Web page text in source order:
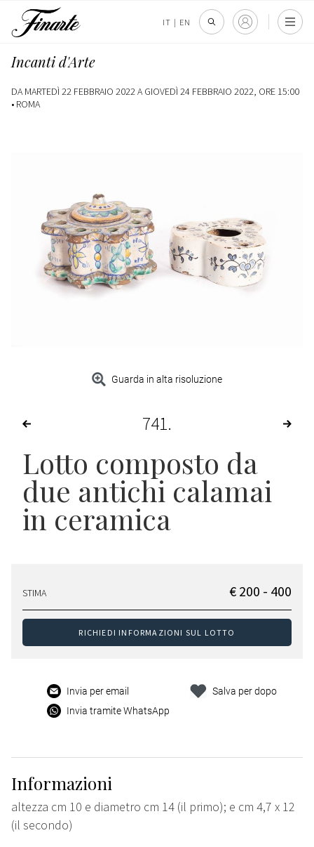
IT | EN
Incanti d'Arte
DA MARTEDÌ 22 FEBBRAIO 2022 A GIOVEDÌ 24 FEBBRAIO 2022, ORE 15:00
• ROMA
Guarda in alta risoluzione
741
Lotto composto da
due antichi calamai
in ceramica
STIMA € 200 - 400
RICHIEDI INFORMAZIONI SUL LOTTO
Invia per email
Invia tramite WhatsApp
Salva per dopo
Informazioni
altezza cm 10 e diametro cm 14 (il primo); e cm 4,7 x 12
(il secondo)